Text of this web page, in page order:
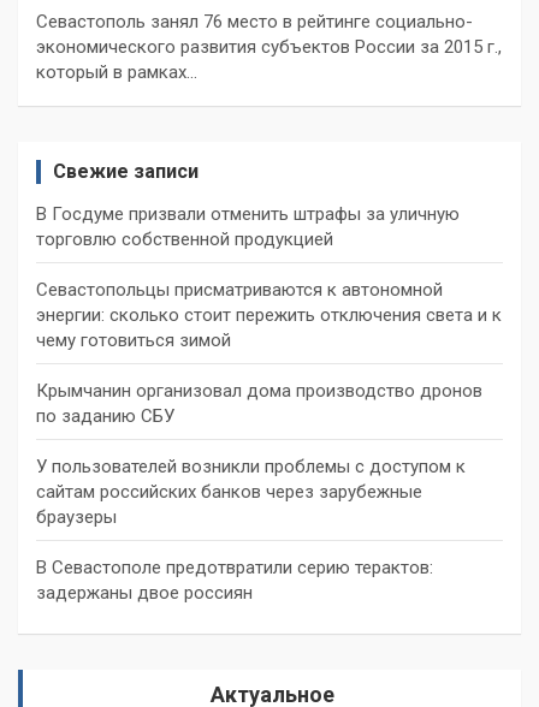
Севастополь занял 76 место в рейтинге социально-
экономического развития субъектов России за 2015 г.,
который в рамках…
Свежие записи
В Госдуме призвали отменить штрафы за уличную
торговлю собственной продукцией
Севастопольцы присматриваются к автономной
энергии: сколько стоит пережить отключения света и к
чему готовиться зимой
Крымчанин организовал дома производство дронов
по заданию СБУ
У пользователей возникли проблемы с доступом к
сайтам российских банков через зарубежные
браузеры
В Севастополе предотвратили серию терактов:
задержаны двое россиян
Актуальное